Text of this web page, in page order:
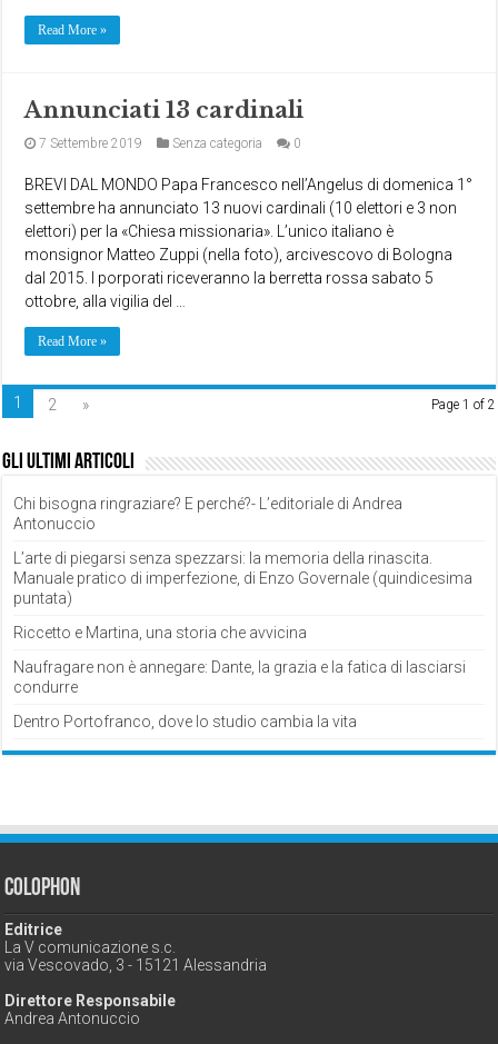
Read More »
Annunciati 13 cardinali
7 Settembre 2019 Senza categoria 0
BREVI DAL MONDO Papa Francesco nell’Angelus di domenica 1°
settembre ha annunciato 13 nuovi cardinali (10 elettori e 3 non
elettori) per la «Chiesa missionaria». L’unico italiano è
monsignor Matteo Zuppi (nella foto), arcivescovo di Bologna
dal 2015. I porporati riceveranno la berretta rossa sabato 5
ottobre, alla vigilia del …
Read More »
Page 1 of 2
1 2 »
Gli ultimi articoli
Chi bisogna ringraziare? E perché?- L’editoriale di Andrea
Antonuccio
L’arte di piegarsi senza spezzarsi: la memoria della rinascita.
Manuale pratico di imperfezione, di Enzo Governale (quindicesima
puntata)
Riccetto e Martina, una storia che avvicina
Naufragare non è annegare: Dante, la grazia e la fatica di lasciarsi
condurre
Dentro Portofranco, dove lo studio cambia la vita
Colophon
Editrice
La V comunicazione s.c.
via Vescovado, 3 - 15121 Alessandria
Direttore Responsabile
Andrea Antonuccio